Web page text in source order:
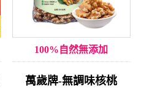
100%自然無添加
萬歲牌-無調味核桃